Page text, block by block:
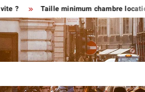
Taille minimum chambre location en